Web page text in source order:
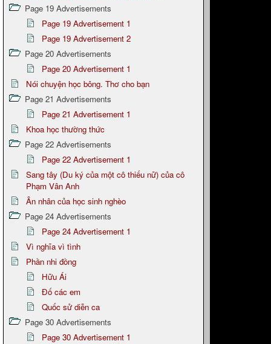
Page 19 Advertisements
Page 19 Advertisement 1
Page 19 Advertisement 2
Page 20 Advertisements
Page 20 Advertisement 1
Nói chuyện học bông. Thơ cho bạn
Page 21 Advertisements
Page 21 Advertisement 1
Khoa học thường thức
Page 22 Advertisements
Page 22 Advertisement 1
Sang tây (Du ký của một cô thiếu nữ) của cô
Phạm Vân Anh
Ân nhân của học sinh nghèo
Page 24 Advertisements
Page 24 Advertisement 1
Vì nghĩa vì tình
Phần nhi đồng
Hữu Ái
Đố các em
Quốc sử diễn ca
Page 30 Advertisements
Page 30 Advertisement 1